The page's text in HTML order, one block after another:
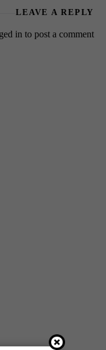
LEAVE A REPLY
into post a comment.